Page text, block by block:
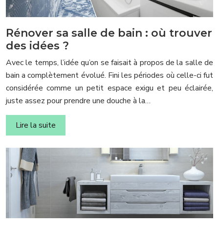
Rénover sa salle de bain : où trouver
des idées ?
Avec le temps, l’idée qu’on se faisait à propos de la salle de
bain a complètement évolué. Fini les périodes où celle-ci fut
considérée comme un petit espace exigu et peu éclairée,
juste assez pour prendre une douche à la…
Lire la suite